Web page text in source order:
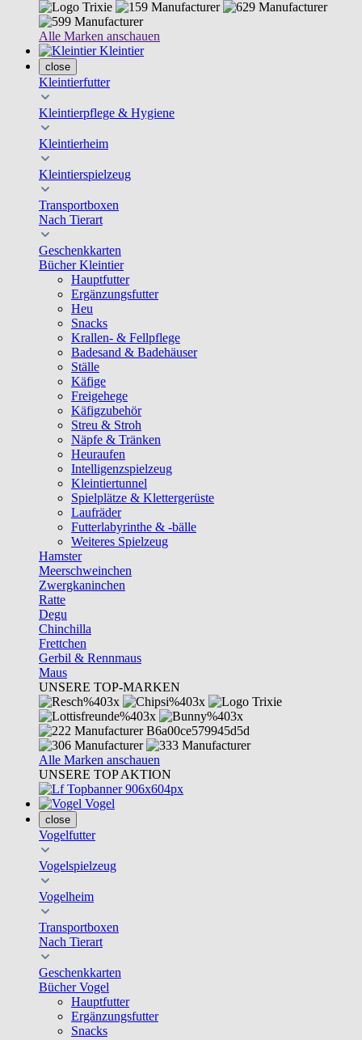
Alle Marken anschauen
Kleintier
close
Kleintierfutter
Kleintierpflege & Hygiene
Kleintierheim
Kleintierspielzeug
Transportboxen
Nach Tierart
Geschenkkarten
Bücher Kleintier
Hauptfutter
Ergänzungsfutter
Heu
Snacks
Krallen- & Fellpflege
Badesand & Badehäuser
Ställe
Käfige
Freigehege
Käfigzubehör
Streu & Stroh
Näpfe & Tränken
Heuraufen
Intelligenzspielzeug
Kleintiertunnel
Spielplätze & Klettergerüste
Laufräder
Futterlabyrinthe & -bälle
Weiteres Spielzeug
Hamster
Meerschweinchen
Zwergkaninchen
Ratte
Degu
Chinchilla
Frettchen
Gerbil & Rennmaus
Maus
UNSERE TOP-MARKEN
Alle Marken anschauen
UNSERE TOP AKTION
Vogel
close
Vogelfutter
Vogelspielzeug
Vogelheim
Transportboxen
Nach Tierart
Geschenkkarten
Bücher Vogel
Hauptfutter
Ergänzungsfutter
Snacks